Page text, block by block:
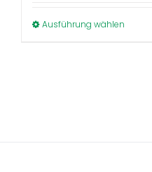
74,99 €66,99 €.
Ausführung wählenDieses